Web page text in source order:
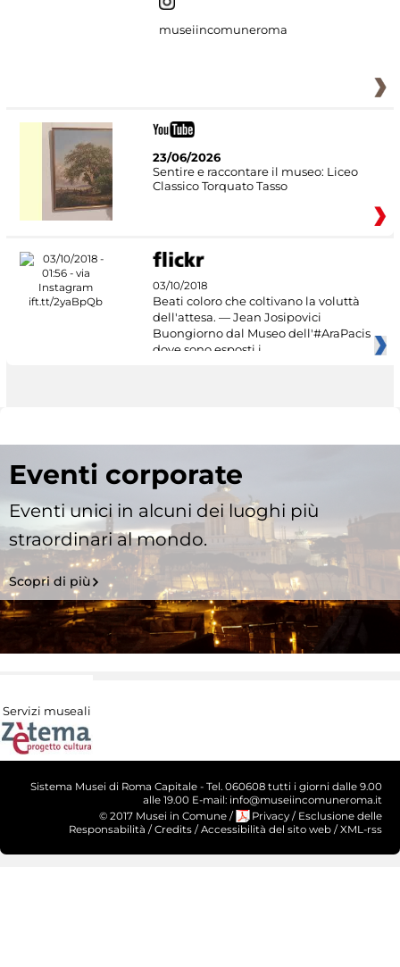
museiincomuneroma
23/06/2026
Sentire e raccontare il museo: Liceo
Classico Torquato Tasso
03/10/2018
Beati coloro che coltivano la voluttà
dell'attesa. — Jean Josipovici
Buongiorno dal Museo dell'#AraPacis
dove sono esposti i
Eventi corporate
Eventi unici in alcuni dei luoghi più
straordinari al mondo.
Scopri di più
Servizi museali
Sistema Musei di Roma Capitale - Tel. 060608 tutti i giorni dalle 9.00
alle 19.00 E-mail: info@museiincomuneroma.it
© 2017 Musei in Comune / Privacy / Esclusione delle
Responsabilità /Credits /Accessibilità del sito web /XML-rss